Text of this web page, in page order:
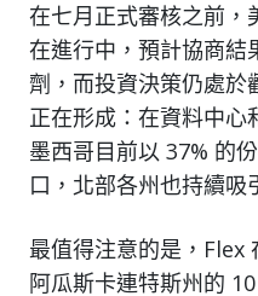
在七月正式審核之前，
在進行中，預計協商結
劑，而投資決策仍處於
正在形成：在資料中心
墨西哥目前以 37% 的
口，北部各州也持續吸
最值得注意的是，Flex
阿瓜斯卡連特斯州的